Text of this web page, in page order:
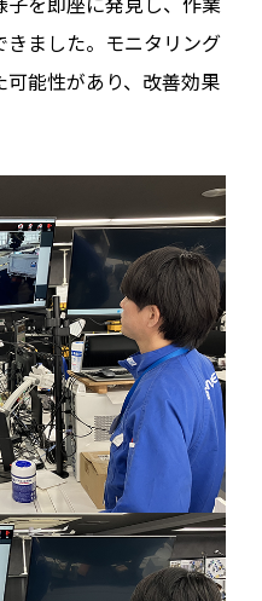
ました。モニタリング
能性があり、改善効果